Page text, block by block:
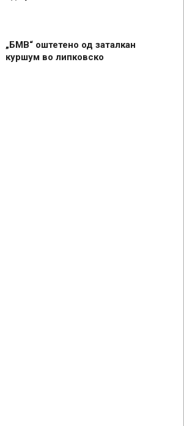
„БМВ“ оштетено од заталкан
куршум во липковско